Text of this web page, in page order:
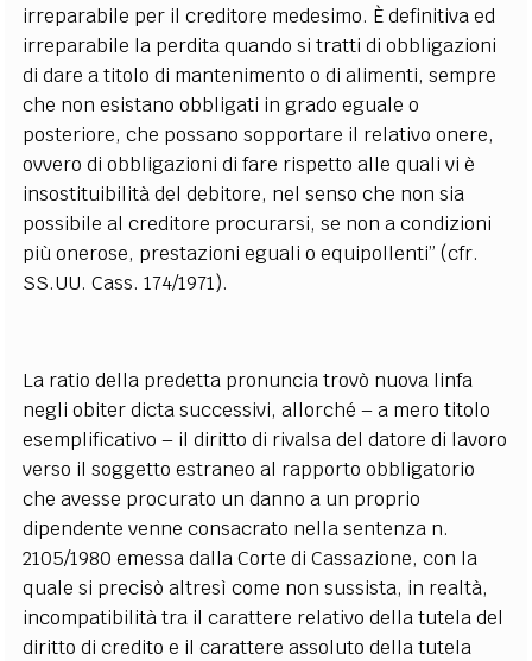
irreparabile per il creditore medesimo. È definitiva ed
irreparabile la perdita quando si tratti di obbligazioni
di dare a titolo di mantenimento o di alimenti, sempre
che non esistano obbligati in grado eguale o
posteriore, che possano sopportare il relativo onere,
ovvero di obbligazioni di fare rispetto alle quali vi è
insostituibilità del debitore, nel senso che non sia
possibile al creditore procurarsi, se non a condizioni
più onerose, prestazioni eguali o equipollenti” (cfr.
SS.UU. Cass. 174/1971).
La ratio della predetta pronuncia trovò nuova linfa
negli obiter dicta successivi, allorché – a mero titolo
esemplificativo – il diritto di rivalsa del datore di lavoro
verso il soggetto estraneo al rapporto obbligatorio
che avesse procurato un danno a un proprio
dipendente venne consacrato nella sentenza n.
2105/1980 emessa dalla Corte di Cassazione, con la
quale si precisò altresì come non sussista, in realtà,
incompatibilità tra il carattere relativo della tutela del
diritto di credito e il carattere assoluto della tutela